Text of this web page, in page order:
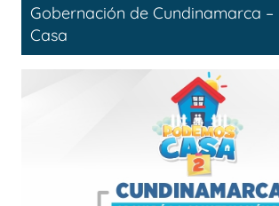
entradas
Gobernación de Cundinamarca –
Casa